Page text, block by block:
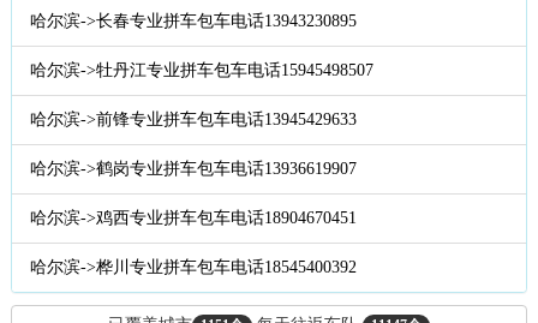
哈尔滨->长春专业拼车包车电话13943230895
哈尔滨->牡丹江专业拼车包车电话15945498507
哈尔滨->前锋专业拼车包车电话13945429633
哈尔滨->鹤岗专业拼车包车电话13936619907
哈尔滨->鸡西专业拼车包车电话18904670451
哈尔滨->桦川专业拼车包车电话18545400392